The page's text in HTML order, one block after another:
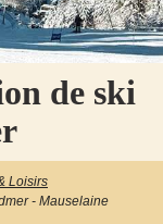
de ski
Loisirs
- Mauselaine